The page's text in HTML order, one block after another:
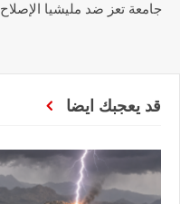
جامعة تعز ضد مليشيا الإصلاح
قد يعجبك ايضا